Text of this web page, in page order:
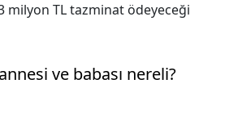
milyon TL tazminat ödeyeceği
ve babası nereli?